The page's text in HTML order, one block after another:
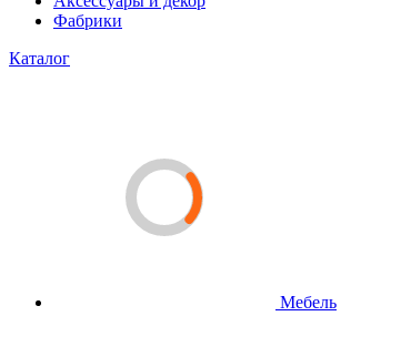
Фабрики
Каталог
Мебель